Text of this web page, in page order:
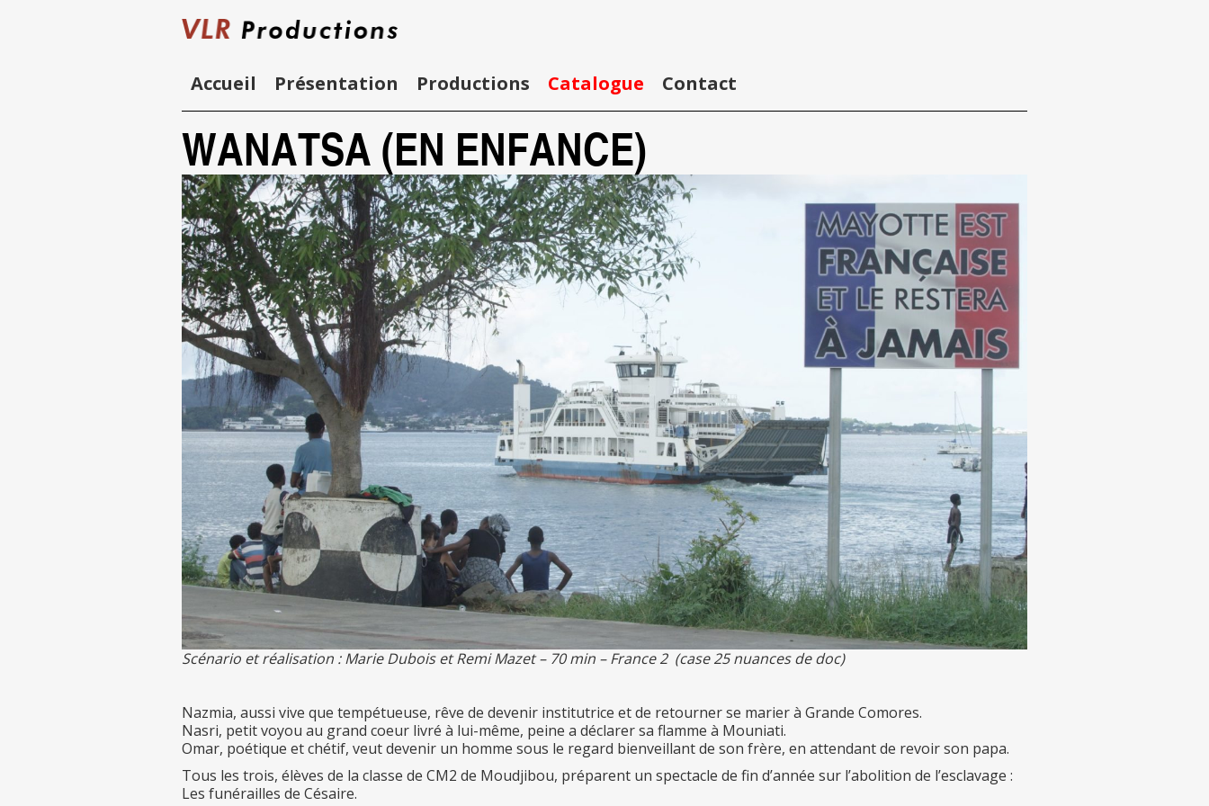
Accueil Présentation Productions Catalogue Contact
WANATSA (EN ENFANCE)
Scénario et réalisation : Marie Dubois et Remi Mazet – 70 min – France 2 (case 25 nuances de doc)
Nazmia, aussi vive que tempétueuse, rêve de devenir institutrice et de retourner se marier à Grande Comores.
Nasri, petit voyou au grand coeur livré à lui-même, peine a déclarer sa flamme à Mouniati.
Omar, poétique et chétif, veut devenir un homme sous le regard bienveillant de son frère, en attendant de revoir son papa.
Tous les trois, élèves de la classe de CM2 de Moudjibou, préparent un spectacle de fin d’année sur l’abolition de l’esclavage :
Les funérailles de Césaire.